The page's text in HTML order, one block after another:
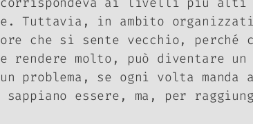
Tuttavia, in ambito
che si sente vecchio, perché
molto, può diventare un
problema, se ogni volta
essere, ma, per